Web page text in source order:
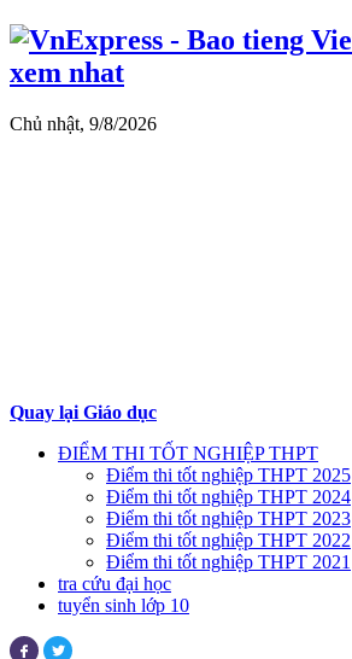
Chủ nhật, 9/8/2026
Quay lại Giáo dục
ĐIỂM THI TỐT NGHIỆP THPT
Điểm thi tốt nghiệp THPT 2025
Điểm thi tốt nghiệp THPT 2024
Điểm thi tốt nghiệp THPT 2023
Điểm thi tốt nghiệp THPT 2022
Điểm thi tốt nghiệp THPT 2021
tra cứu đại học
tuyển sinh lớp 10